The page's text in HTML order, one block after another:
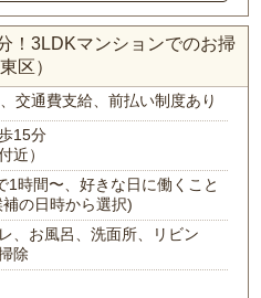
！3LDKマンションでのお掃
区）
、交通費支給、前払い制度あり
15分
近）
1時間〜、好きな日に働くこと
の日時から選択)
、お風呂、洗面所、リビン
除